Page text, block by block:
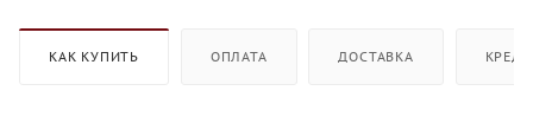
КАК КУПИТЬ ОПЛАТА ДОСТАВКА